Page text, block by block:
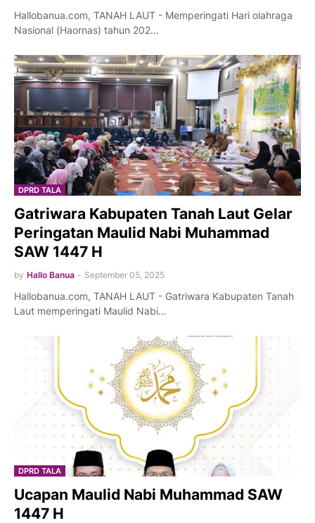
Hallobanua.com, TANAH LAUT - Memperingati Hari olahraga
Nasional (Haornas) tahun 202…
DPRD TALA
Gatriwara Kabupaten Tanah Laut Gelar
Peringatan Maulid Nabi Muhammad
SAW 1447 H
by Hallo Banua - September 05, 2025
Hallobanua.com, TANAH LAUT - Gatriwara Kabupaten Tanah
Laut memperingati Maulid Nabi…
DPRD TALA
Ucapan Maulid Nabi Muhammad SAW
1447 H